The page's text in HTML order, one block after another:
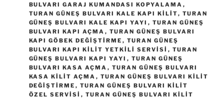
BULVARI GARAJ KUMANDASI KOPYALAMA ,
TURAN GÜNEŞ BULVARI KALE KAPI KILIT, TURAN
GÜNEŞ BULVARI KALE KAPI YAYI , TURAN GÜNEŞ
BULVARI KAPI AÇMA , TURAN GÜNEŞ BULVARI
KAPI GÖBEK DEĞIŞTIRME , TURAN GÜNEŞ
BULVARI KAPI KILIT YETKILI SERVISI , TURAN
GÜNEŞ BULVARI KAPI YAYI , TURAN GÜNEŞ
BULVARI KASA AÇMA , TURAN GÜNEŞ BULVARI
KASA KILIT AÇMA , TURAN GÜNEŞ BULVARI KILIT
DEĞIŞTIRME , TURAN GÜNEŞ BULVARI KILIT
ÖZEL SERVISI , TURAN GÜNEŞ BULVARI KILIT